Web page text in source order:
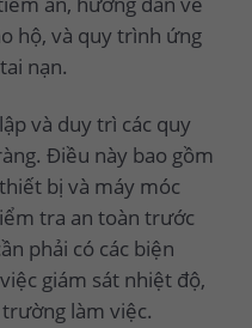
hộ, và quy trình ứng
nạn.
và duy trì các quy
Điều này bao gồm
bị và máy móc
tra an toàn trước
phải có các biện
giám sát nhiệt độ,
làm việc.